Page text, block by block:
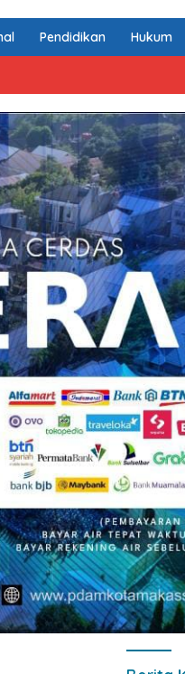
Pendidikan Hukum